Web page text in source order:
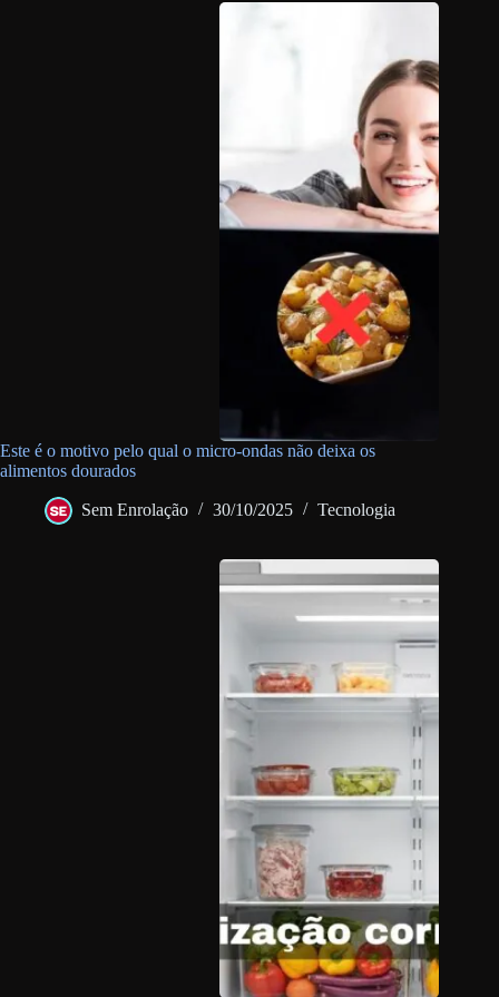
Este é o motivo pelo qual o micro-ondas não deixa os
alimentos dourados
Sem Enrolação 30/10/2025 Tecnologia